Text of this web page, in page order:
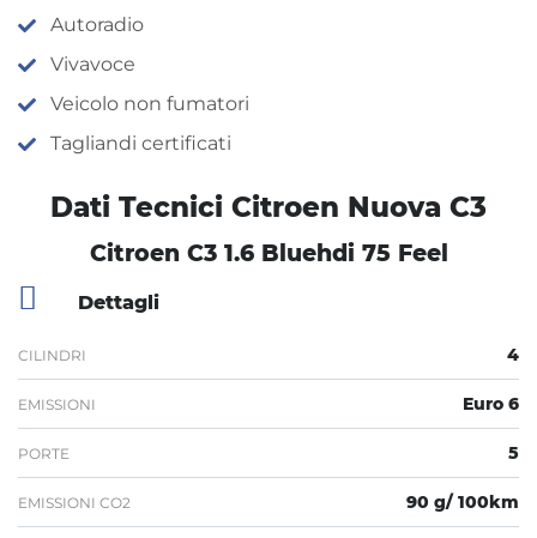
Autoradio
Vivavoce
Veicolo non fumatori
Tagliandi certificati
Dati Tecnici Citroen Nuova C3
Citroen C3 1.6 Bluehdi 75 Feel
Dettagli
CILINDRI 4
EMISSIONI Euro 6
PORTE 5
EMISSIONI CO2 90 g/ 100km